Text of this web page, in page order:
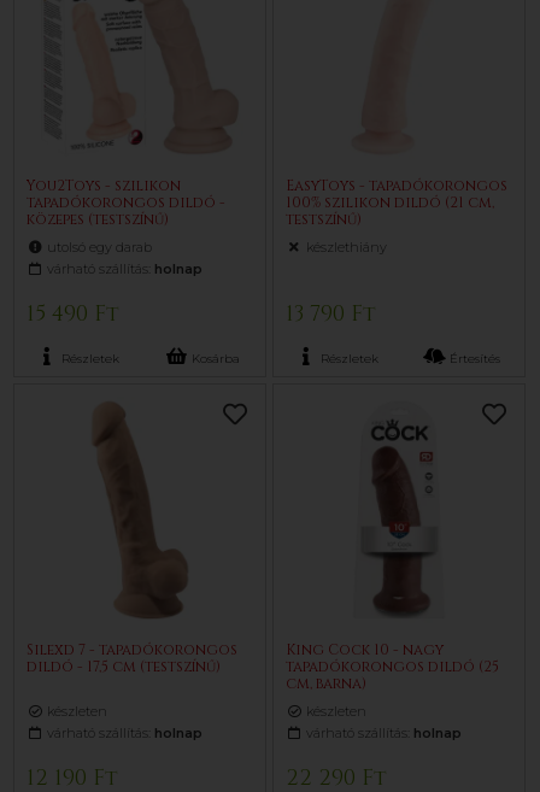
You2Toys - szilikon
tapadókorongos dildó -
közepes (testszínű)
utolsó egy darab
várható szállítás: holnap
15 490 Ft
Részletek Kosárba
EasyToys - tapadókorongos
100% szilikon dildó (21 cm,
testszínű)
készlethiány
13 790 Ft
Részletek Értesítés
Silexd 7 - tapadókorongos
dildó - 17,5 cm (testszínű)
készleten
várható szállítás: holnap
12 190 Ft
King Cock 10 - nagy
tapadókorongos dildó (25
cm, barna)
készleten
várható szállítás: holnap
22 290 Ft